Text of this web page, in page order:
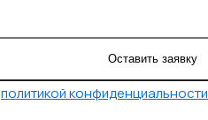
политикой конфиденциальности